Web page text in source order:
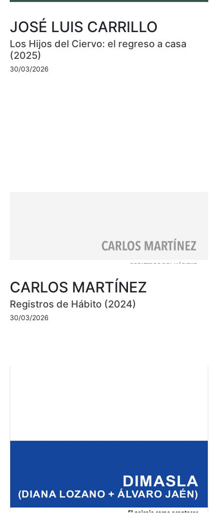
JOSÉ LUIS CARRILLO
Los Hijos del Ciervo: el regreso a casa
(2025)
30/03/2026
CARLOS MARTÍNEZ
Registros de Hábito (2024)
30/03/2026